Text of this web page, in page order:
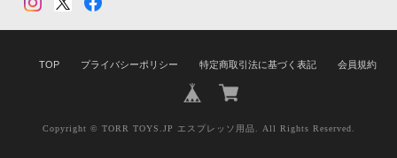
TOP プライバシーポリシー 特定商取引法に基づく表記 会員規約
Copyright © TORR TOYS.JP エスプレッソ用品. All Rights Reserved.